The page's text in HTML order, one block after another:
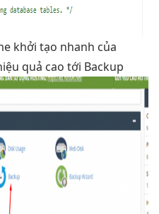
khởi tạo nhanh của
quả cao tới Backup